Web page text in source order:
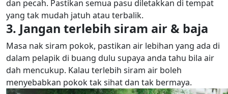
dan pecah. Pastikan semua pasu diletakkan di tempat
yang tak mudah jatuh atau terbalik.
3. Jangan terlebih siram air & baja
Masa nak siram pokok, pastikan air lebihan yang ada di
dalam pelapik di buang dulu supaya anda tahu bila air
dah mencukup. Kalau terlebih siram air boleh
menyebabkan pokok tak sihat dan tak bermaya.